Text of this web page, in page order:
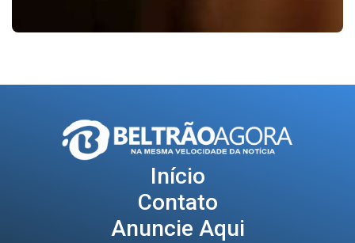
Início
Contato
Anuncie Aqui